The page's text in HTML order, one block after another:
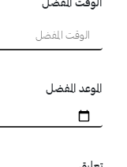
الموعد المفضل